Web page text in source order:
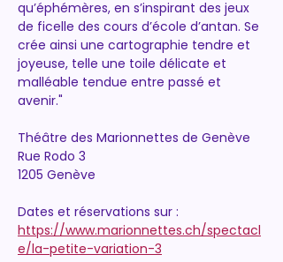
qu’éphémères, en s’inspirant des jeux
de ficelle des cours d’école d’antan. Se
crée ainsi une cartographie tendre et
joyeuse, telle une toile délicate et
malléable tendue entre passé et
avenir."
Théâtre des Marionnettes de Genève
Rue Rodo 3
1205 Genève
Dates et réservations sur :
https://www.marionnettes.ch/spectacl
e/la-petite-variation-3